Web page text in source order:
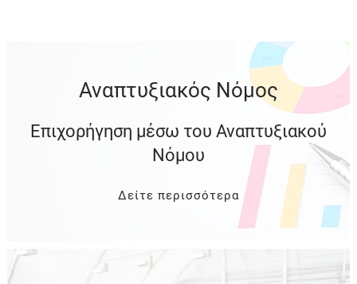
Αναπτυξιακός Νόμος
Επιχορήγηση μέσω του Αναπτυξιακού
Νόμου
Δείτε περισσότερα